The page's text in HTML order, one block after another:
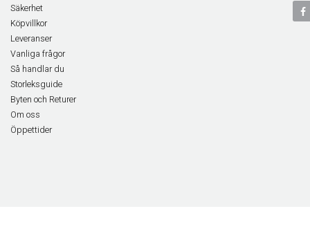
Säkerhet
Köpvillkor
Leveranser
Vanliga frågor
Så handlar du
Storleksguide
Byten och Returer
Om oss
Öppettider